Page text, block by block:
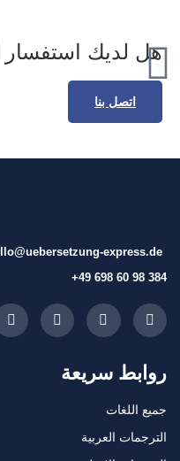
هل لديك
اتصل بنا
express.de
+49 698 60 98 384
روابط سريعة
جميع اللغات
الترجمات العربية